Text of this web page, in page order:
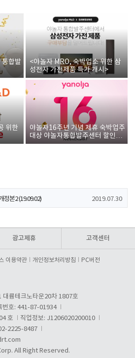
통합발
<야놀자 MRO, 숙박업소 위한 삼
성전자 가전제품 특가 개시>
위한
야놀자16주년 기념 제휴 숙박업주
대상 야놀자통합발주센터 할인쿠
폰 증정
1 (19.09.02)
정본2 (19.09.02) 2019.07.30
광고제휴 고객센터
이용약관 개인정보처리방침 PC버전
대륭테크노타운20차 1807호
번호: 441-87-01934
호
직업정보: J1206020200010
2225-8487
All Right Reserved.